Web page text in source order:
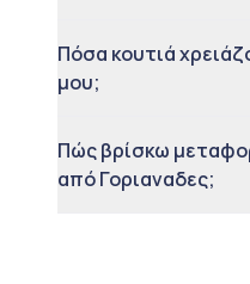
Πόσα κουτιά
μου;
Πώς βρίσκω
από Γοριαναδες;